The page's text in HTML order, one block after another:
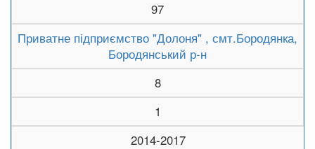
97
Приватне підприємство "Долоня" , смт.Бородянка,
Бородянський р-н
8
1
2014-2017